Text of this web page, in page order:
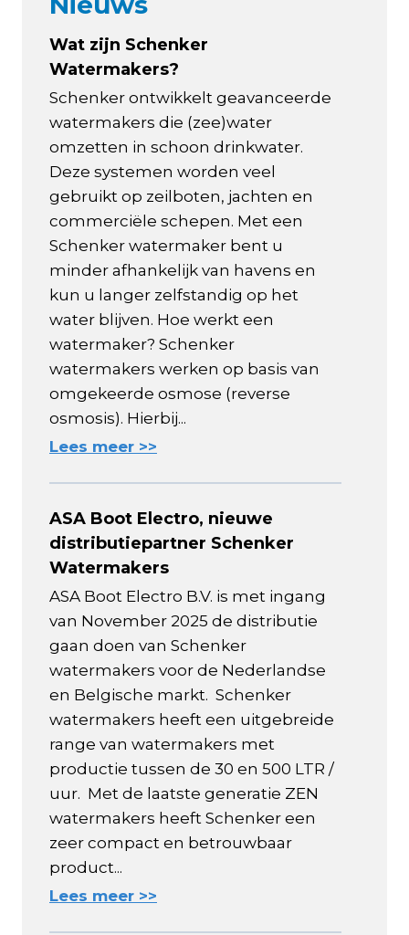
Wat zijn Schenker
Watermakers?
Schenker ontwikkelt geavanceerde
watermakers die (zee)water
omzetten in schoon drinkwater.
Deze systemen worden veel
gebruikt op zeilboten, jachten en
commerciële schepen. Met een
Schenker watermaker bent u
minder afhankelijk van havens en
kun u langer zelfstandig op het
water blijven. Hoe werkt een
watermaker? Schenker
watermakers werken op basis van
omgekeerde osmose (reverse
osmosis). Hierbij...
Lees meer >>
ASA Boot Electro, nieuwe
distributiepartner Schenker
Watermakers
ASA Boot Electro B.V. is met ingang
van November 2025 de distributie
gaan doen van Schenker
watermakers voor de Nederlandse
en Belgische markt. Schenker
watermakers heeft een uitgebreide
range van watermakers met
productie tussen de 30 en 500 LTR /
uur. Met de laatste generatie ZEN
watermakers heeft Schenker een
zeer compact en betrouwbaar
product...
Lees meer >>